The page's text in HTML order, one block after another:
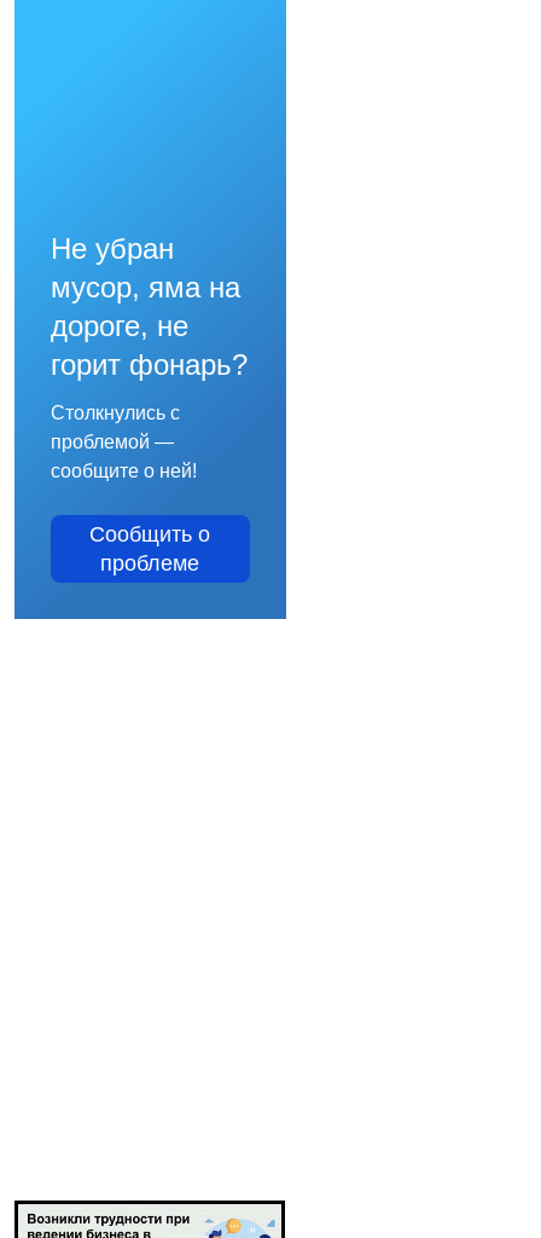
Не убран
мусор, яма на
дороге, не
горит фонарь?
Столкнулись с
проблемой —
сообщите о ней!
Сообщить о
проблеме